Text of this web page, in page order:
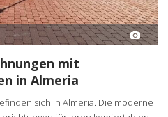
sich in Almeria. Die moderne
für Ihren komfortablen
1, 2, 3
€212.000 3 €262.000